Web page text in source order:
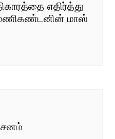
எதிர்த்து
மணிகண்டனின் மாஸ்